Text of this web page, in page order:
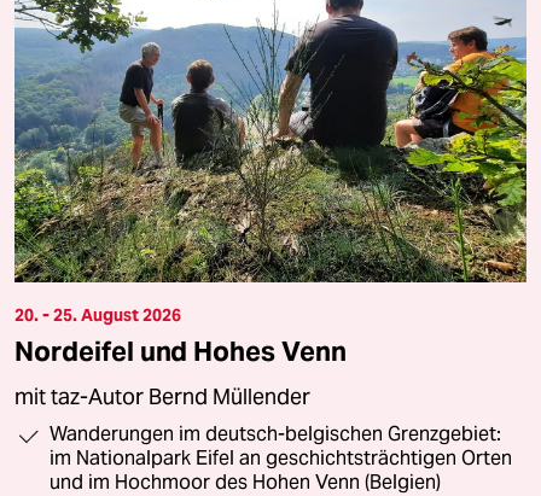
20. - 25. August 2026
Nordeifel und Hohes Venn
mit taz-Autor Bernd Müllender
Wanderungen im deutsch-belgischen Grenzgebiet:
im Nationalpark Eifel an geschichtsträchtigen Orten
und im Hochmoor des Hohen Venn (Belgien)